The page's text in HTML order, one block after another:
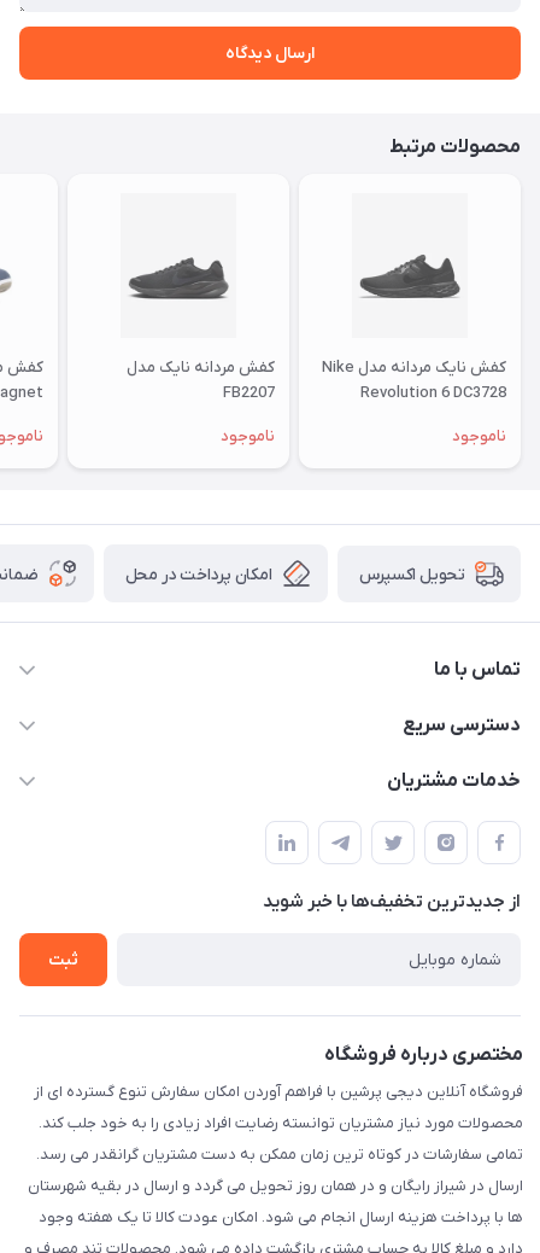
ارسال دیدگاه
محصولات مرتبط
کفش نایک مردانه مدل Nike
Revolution 6 DC3728
ناموجود
کفش مردانه نایک مدل
FB2207
ناموجود
تحویل اکسپرس امکان پرداخت در محل
تماس با ما
09172138137
دسترسی سریع
حساب کاربری
لیست محصولات
درباره ما
خدمات مشتریان
قوانین و مقررات
حریم خصوصی
راهنما
از جدید‌ترین تخفیف‌ها با‌ خبر شوید
ثبت
مختصری درباره فروشگاه
فروشگاه آنلاین دیجی پرشین با فراهم آوردن امکان سفارش تنوع گسترده ای از
محصولات مورد نیاز مشتریان توانسته رضایت افراد زیادی را به خود جلب کند.
تمامی سفارشات در کوتاه ترین زمان ممکن به دست مشتریان گرانقدر می رسد.
ارسال در شیراز رایگان و در همان روز تحویل می گردد و ارسال در بقیه شهرستان
ها با پرداخت هزینه ارسال انجام می شود. امکان عودت کالا تا یک هفته وجود
دارد و مبلغ کالا به حساب مشتری بازگشت داده می شود. محصولات تند مصرف و